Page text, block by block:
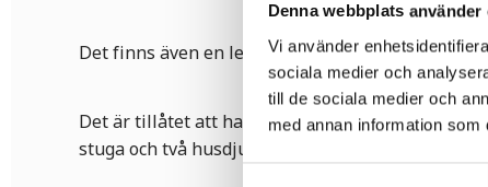
Denna webbplats använder
Vi använder
sociala medier och
till de sociala medier och
med annan information
Det finns även en lekplats för barnen,
Det är tillåtet att ha husdjur på campingen,
stuga och två husdjur per campingplats.